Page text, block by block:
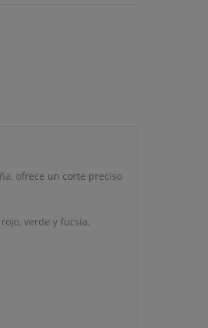
ofrece un corte preciso
verde y fucsia,